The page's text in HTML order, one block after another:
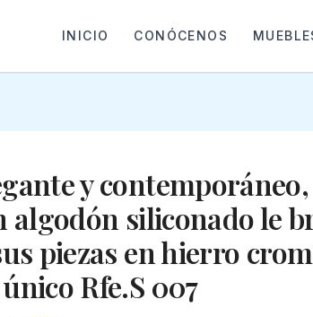
INICIO CONÓCENOS
y
algodón siliconado le
piezas en hierro
Rfe.S 007